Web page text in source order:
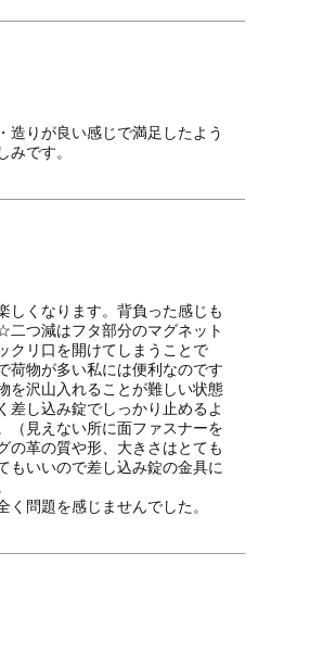
造りが良い感じで満足したよう
みです。
しくなります。背負った感じも
つ減はフタ部分のマグネット
クリ口を開けてしまうことで
荷物が多い私には便利なのです
を沢山入れることが難しい状態
差し込み錠でしっかり止めるよ
（見えない所に面ファスナーを
の革の質や形、大きさはとても
もいいので差し込み錠の金具に
問題を感じませんでした。